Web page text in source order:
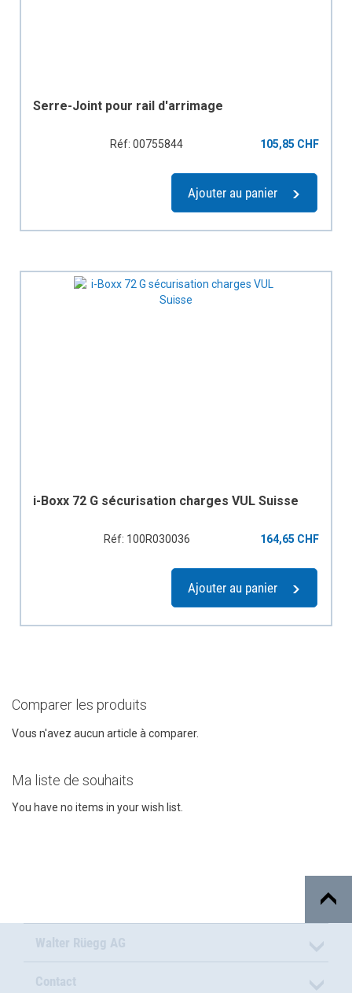
Serre-Joint pour rail d'arrimage
Réf: 00755844 105,85 CHF
Ajouter au panier
i-Boxx 72 G sécurisation charges VUL Suisse
Réf: 100R030036 164,65 CHF
Ajouter au panier
Comparer les produits
Vous n'avez aucun article à comparer.
Ma liste de souhaits
You have no items in your wish list.
Walter Rüegg AG
Contact